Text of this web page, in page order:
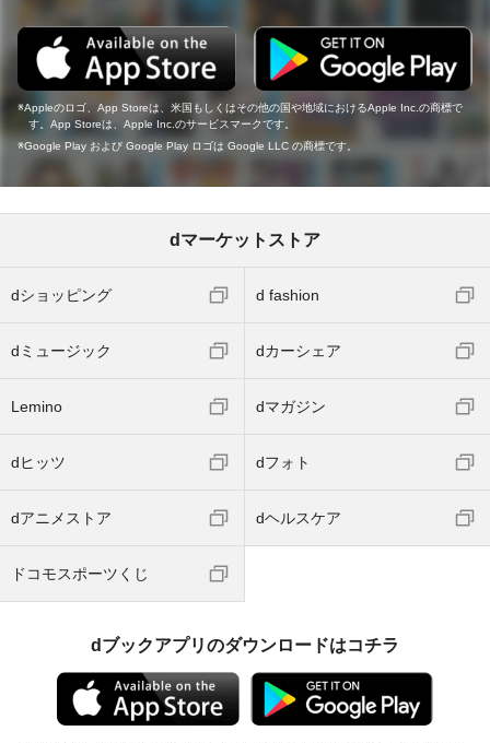
Appleのロゴ、App Storeは、米国もしくはその他の国や地域におけるApple Inc.の商標で
す。App Storeは、Apple Inc.のサービスマークです。
Google Play および Google Play ロゴは Google LLC の商標です。
dマーケットストア
dショッピング d fashion
dミュージック dカーシェア
Lemino dマガジン
dヒッツ dフォト
dアニメストア dヘルスケア
ドコモスポーツくじ
dブックアプリのダウンロードはコチラ